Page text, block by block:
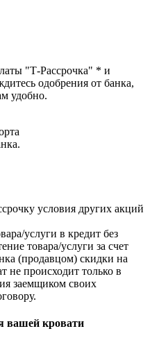
"Т-Рассрочка" * и
одобрения от банка,
удобно.
условия других акций
услуги в кредит без
товара/услуги за счет
(продавцом) скидки на
не происходит только в
заемщиком своих
вашей кровати